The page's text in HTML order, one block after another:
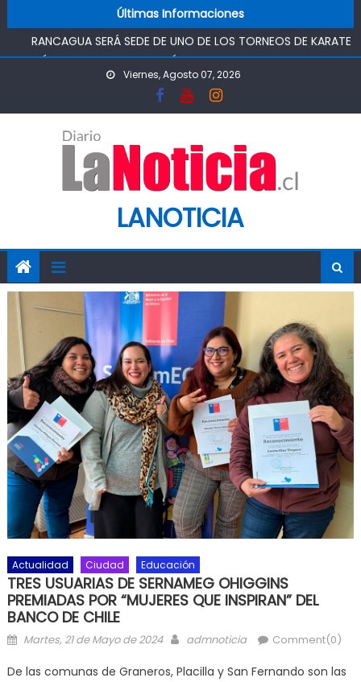
Últimas Informaciones
RANCAGUA SERÁ SEDE DE UNO DE LOS TORNEOS DE KARATE
MÁS IMPORTANTES DEL PAÍS
TOP DE RANCAGUA CONDENA A 5 AÑOS Y UN DÍA DE
PRESIDIO, AUTOR DE TRÁFICO DE DROGAS
ASOCIACIÓN JUNG DO KWAN DE RANCAGUA REUNIRÁ A
ESCOLARES EN TORNEO DE TAEKWONDO
“CHAO TÓMBOLA”: DIPUTADO OMAR SABAT VOTA A FAVOR
DE PROYECTO QUE BUSCA DEVOLVER EL MÉRITO AL
SISTEMA DE ADMISIÓN ESCOLAR
CHILEATIENDE INAUGURÓ CENTRO DE ATENCIÓN VIRTUAL EN
Viernes, Agosto 07, 2026
LANOTICIA
Actualidad Ciudad Educación
TRES USUARIAS DE SERNAMEG OHIGGINS
PREMIADAS POR “MUJERES QUE INSPIRAN” DEL
BANCO DE CHILE
Posted on
Martes, 21 de Mayo de 2024 Author
admnoticia Comment(0)
De las comunas de Graneros, Placilla y San Fernando son las